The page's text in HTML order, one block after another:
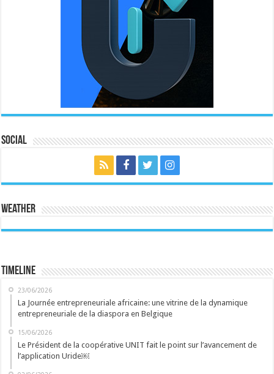
Social
Weather
Timeline
23/06/2026
La Journée entrepreneuriale africaine: une vitrine de la dynamique
entrepreneuriale de la diaspora en Belgique
15/06/2026
Le Président de la coopérative UNIT fait le point sur l’avancement de
l’application Uride￼